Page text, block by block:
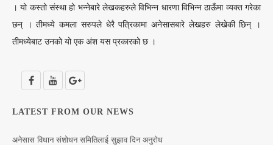
AWARDS
LITERATURE
। यो कस्तो संस्था हो भन्नेबारे लेखकहरुले विभिन्न धारणा विभिन्न ठाऊँमा व्यक्त गरेका
छन् । तीमध्ये कमला सरुपले धेरै पत्रिकामा अनेसासबारे लेखहरु लेखेकी छिन् ।
तीमध्येबाट उनको यो एक अंश यस प्रकारको छ ।
LATEST FROM OUR NEWS
अनेसास विधान संशोधन समितिलाई सुझाव दिन अनुरोध